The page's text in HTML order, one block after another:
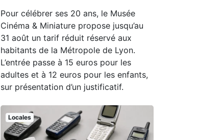
Pour célébrer ses 20 ans, le Musée
Cinéma & Miniature propose jusqu’au
31 août un tarif réduit réservé aux
habitants de la Métropole de Lyon.
L’entrée passe à 15 euros pour les
adultes et à 12 euros pour les enfants,
sur présentation d’un justificatif.
Locales